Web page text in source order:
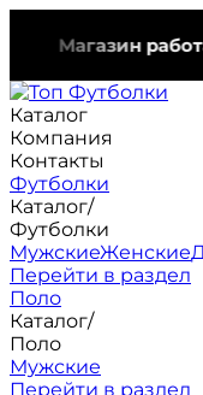
Магазин
Каталог
Компания
Контакты
Футболки
Каталог/
Футболки
МужскиеЖенские
Перейти в раздел
Поло
Каталог/
Поло
Мужские
Перейти в раздел